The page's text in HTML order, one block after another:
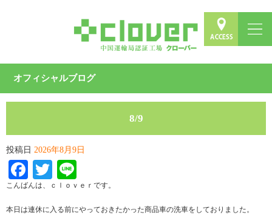
オフィシャルブログ
8/9
投稿日 2026年8月9日
Facebook
Twitter
こんばんは、ｃｌｏｖｅｒです。
本日は連休に入る前にやっておきたかった商品車の洗車をしておりました。